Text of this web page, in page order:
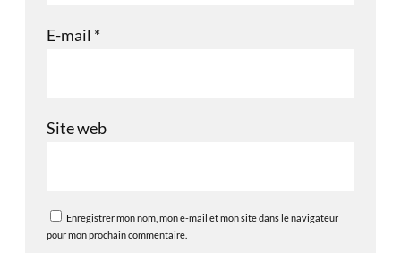
E-mail *
Site web
Enregistrer mon nom, mon e-mail et mon site dans le navigateur
pour mon prochain commentaire.